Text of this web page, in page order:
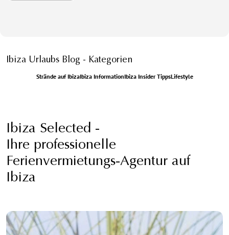
Ibiza Urlaubs Blog - Kategorien
Strände auf IbizaIbiza InformationIbiza Insider TippsLifestyle
Ibiza Selected -
Ihre professionelle
Ferienvermietungs-Agentur auf
Ibiza